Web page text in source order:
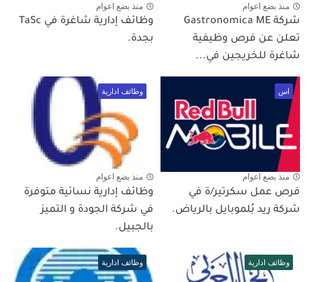
منذ بضع اعوام
شركة Gastronomica ME
تعلن عن فرص وظيفية
شاغرة للخريجين في...
منذ بضع اعوام
وظائف إدارية شاغرة في TaSc
بجدة.
اس
منذ بضع اعوام
فرص عمل سكرتير/ة في
شركة ريد بُلموبايل بالرياض.
وظائف ادارية
منذ بضع اعوام
وظائف إدارية نسائية متوفرة
في شركة الجودة و التميز
بالجبيل.
وظائف ادارية وظائف ادارية